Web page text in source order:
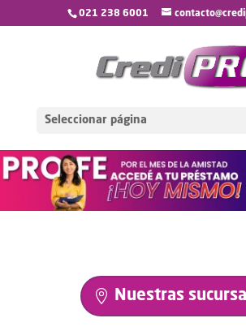
021 238 6001
Seleccionar página
Nuestras